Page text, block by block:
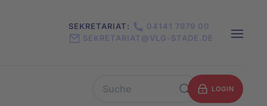
SEKRETARIAT:
04141 7979 00
SEKRETARIAT@VLG-STADE.DE
LOGIN